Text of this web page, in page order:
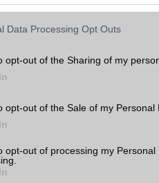
Data Processing Opt Outs
opt-out of the Sharing of my
opt-out of the Sale of my Personal
opt-out of processing my Personal
Memória bővíthetőség
EDGE
EMS/E-mail